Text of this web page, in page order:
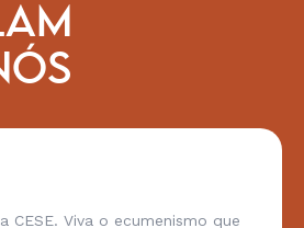
CESE. Viva o ecumenismo que